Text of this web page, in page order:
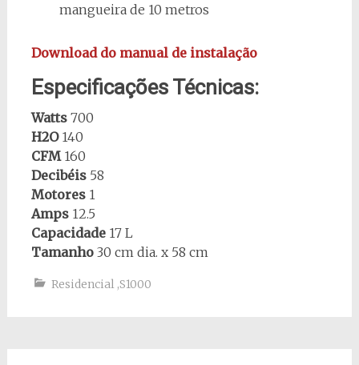
mangueira de 10 metros
Download do manual de instalação
Especificações Técnicas:
Watts 700
H2O140
CFM160
Decibéis58
Motores1
Amps12.5
Capacidade17 L
Tamanho30 cm dia. x 58 cm
Residencial ,S1000